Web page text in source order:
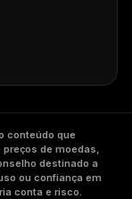
conteúdo que
de moedas,
destinado a
ou confiança em
conta e risco.